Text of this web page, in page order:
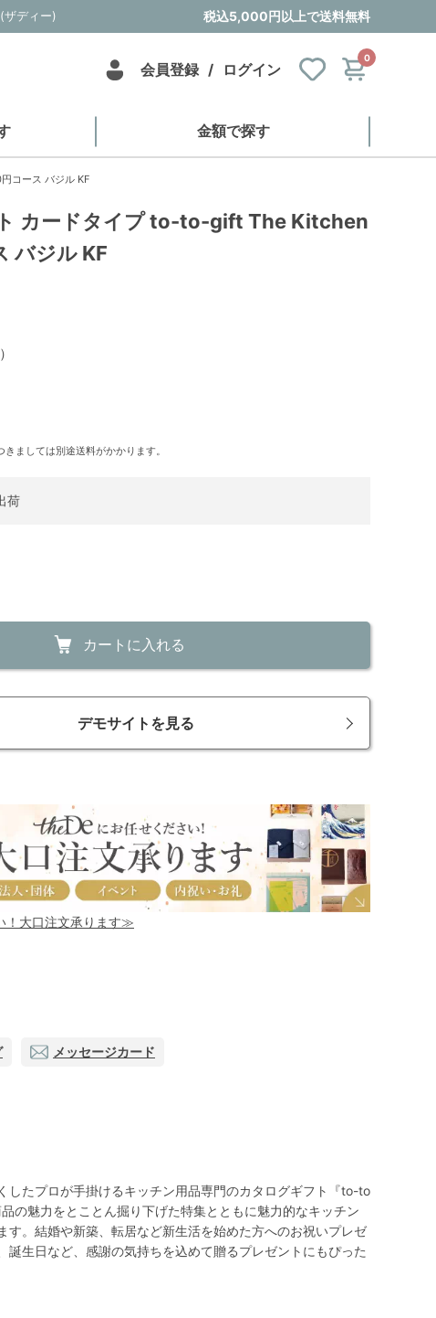
ディー) 税込5,000円以上で送料無料
会員登録 / ログイン
0
金額で探す
コース バジル KF
カードタイプ to-to-gift The Kitchen
バジル KF
ましては別途送料がかかります。
荷
カートに入れる
デモサイトを見る
！大口注文承ります≫
メッセージカード
したプロが手掛けるキッチン用品専門のカタログギフト『to-to
の魅力をとことん掘り下げた特集とともに魅力的なキッチン
す。結婚や新築、転居など新生活を始めた方へのお祝いプレゼ
誕生日など、感謝の気持ちを込めて贈るプレゼントにもぴった